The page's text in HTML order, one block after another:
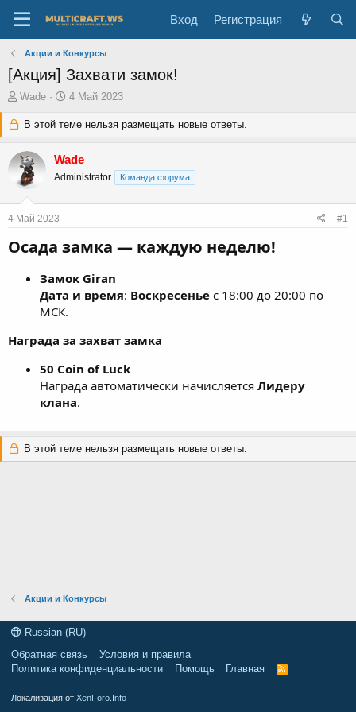
Вход Регистрация
Акции и Конкурсы
[Акция] Захвати замок!
А
о
р
т
е
Wade
Д
т
а
а
ч
4 Май 2023
В этой теме нельзя размещать новые ответы.
Wade
Administrator Команда форума
4 Май 2023 #1
Осада замка — каждую неделю!
Замок Giran
Дата и время: Воскресенье с 18:00 до 20:00 по
МСК.
Награда за захват замка
50 Coin of Luck
Награда автоматически начисляется Лидеру
клана.
В этой теме нельзя размещать новые ответы.
Акции и Конкурсы
Russian (RU)
Обратная связь
Условия и правила
Политика конфиденциальности
Помощь Главная
R
Локализация от XenForo.Info